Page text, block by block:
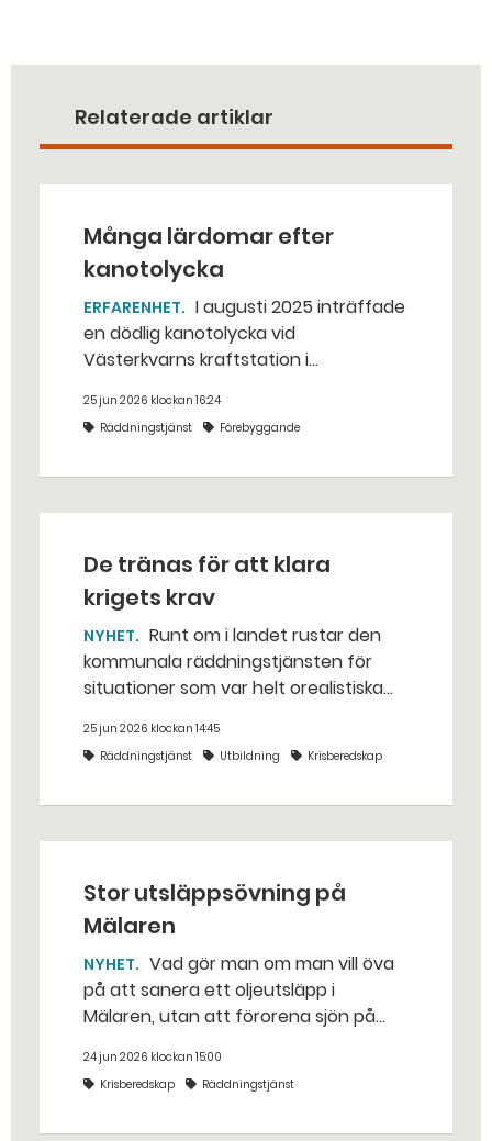
Relaterade artiklar
Många lärdomar efter
kanotolycka
ERFARENHET
en dödlig kanotolycka vid
Västerkvarns kraftstation i
25 jun 2026 klockan 16:24
Räddningstjänst
Förebyggande
De tränas för att klara
krigets krav
NYHET
kommunala räddningstjänsten för
situationer som var helt orealistiska
bakhåll, utspridda granater och hot
från livsfarliga drönare i det
25 jun 2026 klockan 14:45
Räddningstjänst
Utbildning Krisberedskap
Stor utsläppsövning på
Mälaren
NYHET
på att sanera ett oljeutsläpp i
Mälaren, utan att förorena sjön på
stället. Det gjorde räddningstjänsten i
Eskilstuna – tio kubikmeter närmare
24 jun 2026 klockan 15:00
Krisberedskap
Räddningstjänst